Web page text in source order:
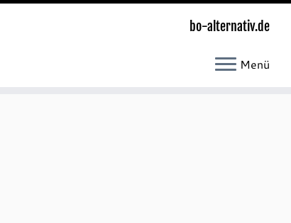
bo-alternativ.de
Menü